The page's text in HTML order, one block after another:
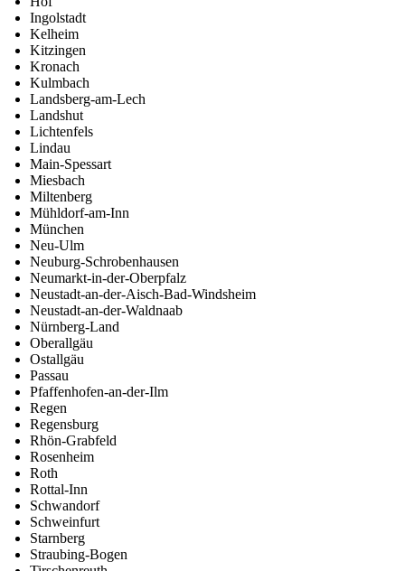
Ingolstadt
Kelheim
Kitzingen
Kronach
Kulmbach
Landsberg-am-Lech
Landshut
Lichtenfels
Lindau
Main-Spessart
Miesbach
Miltenberg
Mühldorf-am-Inn
München
Neu-Ulm
Neuburg-Schrobenhausen
Neumarkt-in-der-Oberpfalz
Neustadt-an-der-Aisch-Bad-Windsheim
Neustadt-an-der-Waldnaab
Nürnberg-Land
Oberallgäu
Ostallgäu
Passau
Pfaffenhofen-an-der-Ilm
Regen
Regensburg
Rhön-Grabfeld
Rosenheim
Roth
Rottal-Inn
Schwandorf
Schweinfurt
Starnberg
Straubing-Bogen